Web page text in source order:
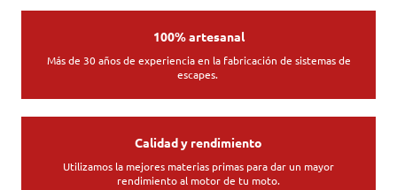
100% artesanal
Más de 30 años de experiencia en la fabricación de sistemas de
escapes.
Calidad y rendimiento
Utilizamos la mejores materias primas para dar un mayor
rendimiento al motor de tu moto.